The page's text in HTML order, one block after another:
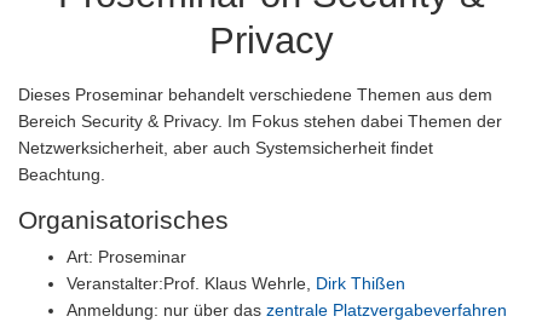
Privacy
Dieses Proseminar behandelt verschiedene Themen aus dem
Bereich Security & Privacy. Im Fokus stehen dabei Themen der
Netzwerksicherheit, aber auch Systemsicherheit findet
Beachtung.
Organisatorisches
Art: Proseminar
Veranstalter:Prof. Klaus Wehrle, Dirk Thißen
Anmeldung: nur über das zentrale Platzvergabeverfahren